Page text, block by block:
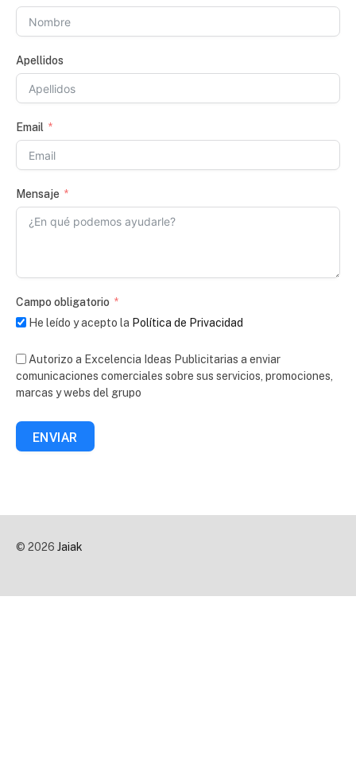
Apellidos
Email
Mensaje
Campo obligatorio
He leído y acepto la Política de Privacidad
Autorizo a Excelencia Ideas Publicitarias a enviar
comunicaciones comerciales sobre sus servicios, promociones,
marcas y webs del grupo
ENVIAR
© 2026 Jaiak